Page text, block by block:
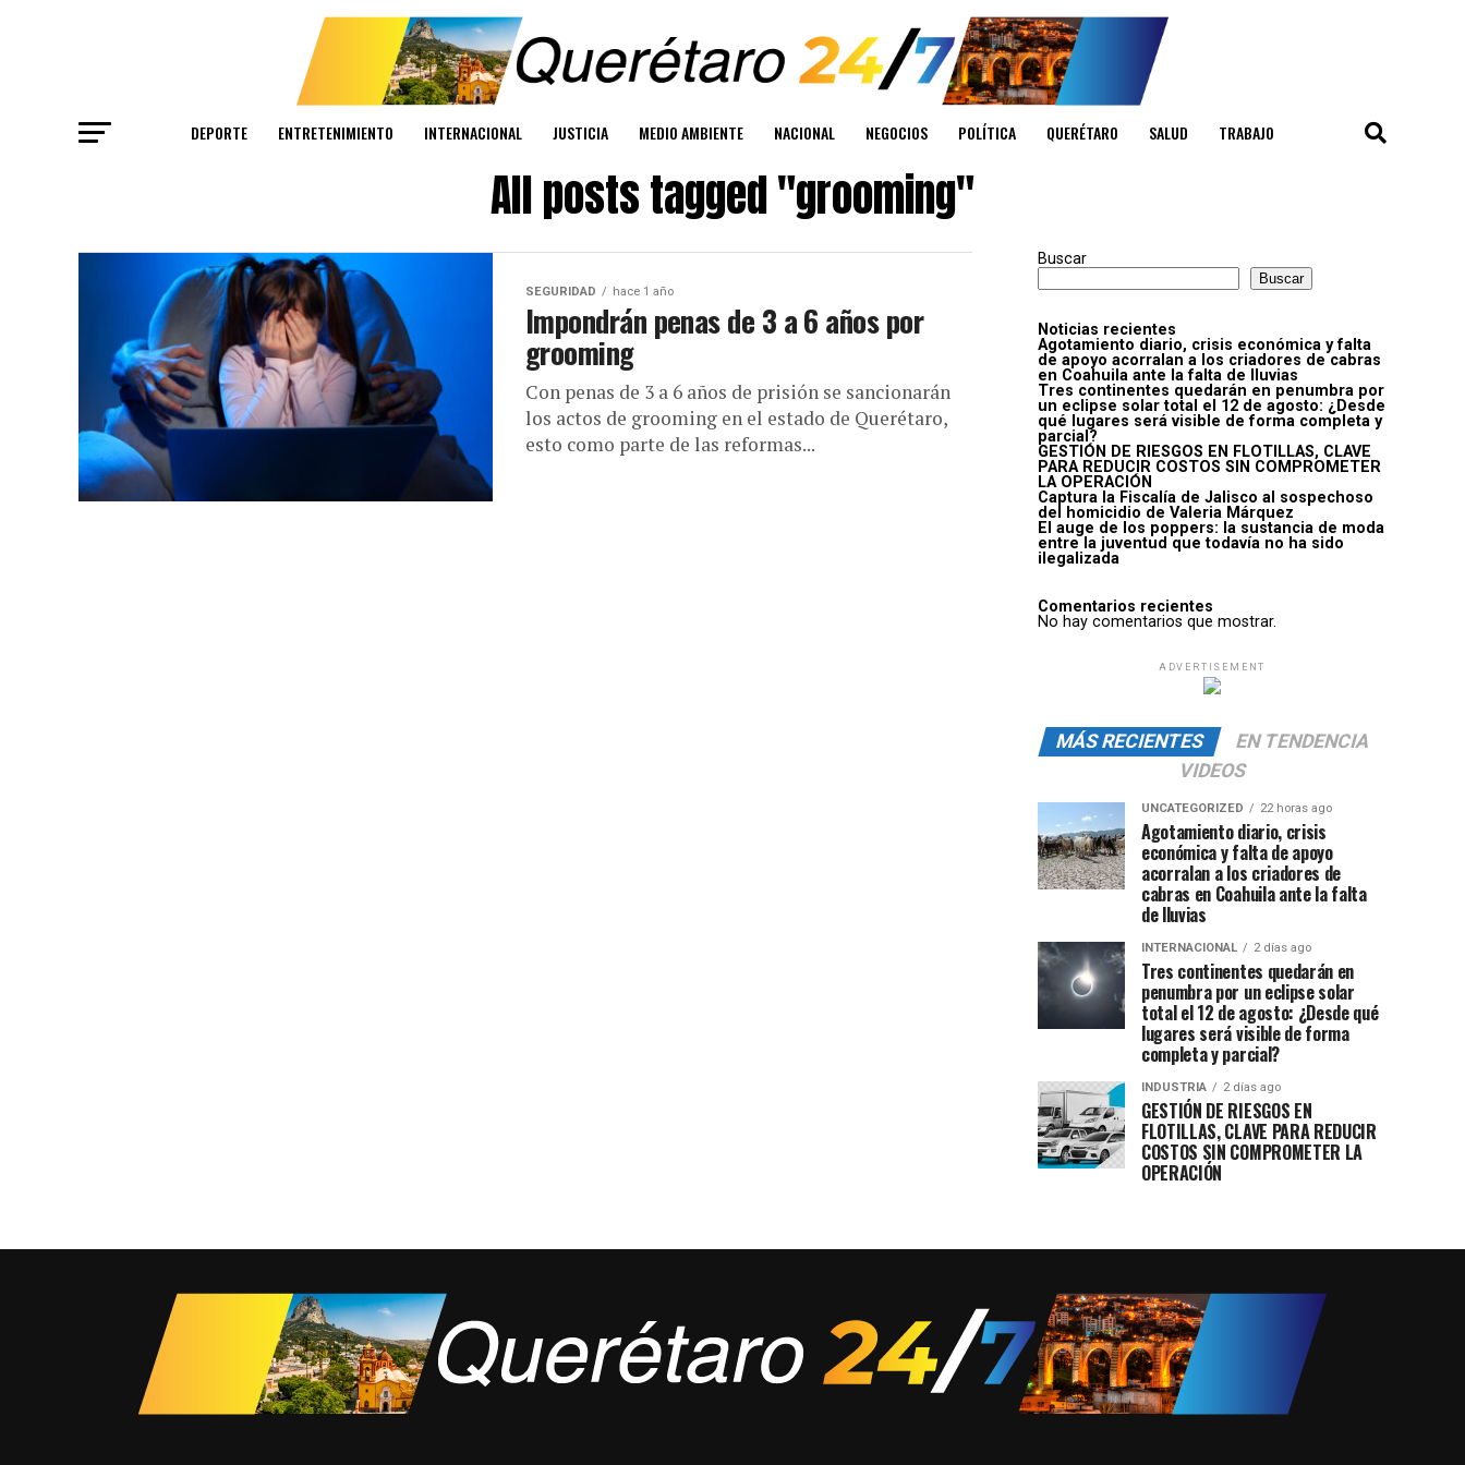
DEPORTE ENTRETENIMIENTO INTERNACIONAL JUSTICIA MEDIO AMBIENTE NACIONAL NEGOCIOS POLÍTICA QUERÉTARO SALUD TRABAJO
All posts tagged "grooming"
SEGURIDAD hace 1 año
Impondrán penas de 3 a 6 años por
grooming
Con penas de 3 a 6 años de prisión se sancionarán
los actos de grooming en el estado de Querétaro,
esto como parte de las reformas...
Buscar
Buscar
Noticias recientes
Agotamiento diario, crisis económica y falta
de apoyo acorralan a los criadores de cabras
en Coahuila ante la falta de lluvias
Tres continentes quedarán en penumbra por
un eclipse solar total el 12 de agosto: ¿Desde
qué lugares será visible de forma completa y
parcial?
GESTIÓN DE RIESGOS EN FLOTILLAS, CLAVE
PARA REDUCIR COSTOS SIN COMPROMETER
LA OPERACIÓN
Captura la Fiscalía de Jalisco al sospechoso
del homicidio de Valeria Márquez
El auge de los poppers: la sustancia de moda
entre la juventud que todavía no ha sido
ilegalizada
Comentarios recientes
No hay comentarios que mostrar.
ADVERTISEMENT
MÁS RECIENTES
EN TENDENCIA
VIDEOS
UNCATEGORIZED 22 horas ago
Agotamiento diario, crisis
económica y falta de apoyo
acorralan a los criadores de
cabras en Coahuila ante la falta
de lluvias
INTERNACIONAL 2 días ago
Tres continentes quedarán en
penumbra por un eclipse solar
total el 12 de agosto: ¿Desde qué
lugares será visible de forma
completa y parcial?
INDUSTRIA 2 días ago
GESTIÓN DE RIESGOS EN
FLOTILLAS, CLAVE PARA REDUCIR
COSTOS SIN COMPROMETER LA
OPERACIÓN